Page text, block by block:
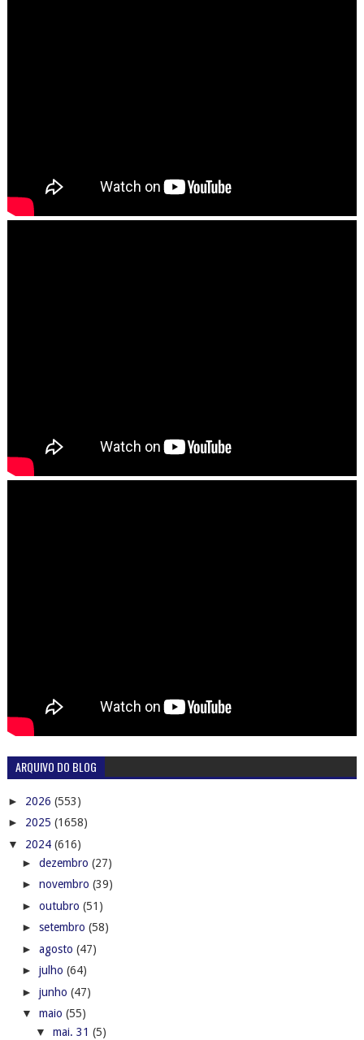
ARQUIVO DO BLOG
► 2026 (553)
► 2025 (1658)
▼ 2024 (616)
► dezembro (27)
► novembro (39)
► outubro (51)
► setembro (58)
► agosto (47)
► julho (64)
► junho (47)
▼ maio (55)
▼ mai. 31 (5)